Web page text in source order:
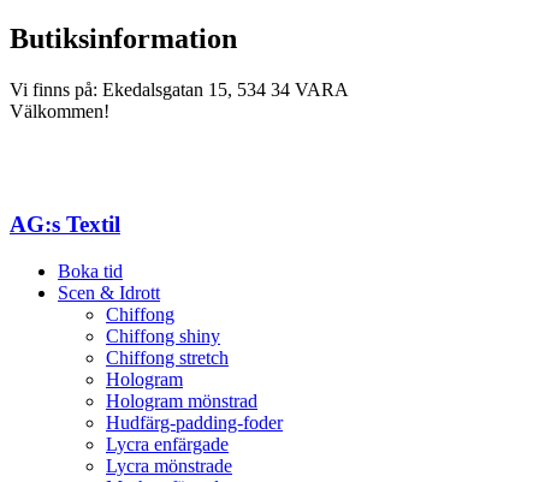
Butiksinformation
Vi finns på: Ekedalsgatan 15, 534 34 VARA
Välkommen!
AG:s Textil
Boka tid
Scen & Idrott
Chiffong
Chiffong shiny
Chiffong stretch
Hologram
Hologram mönstrad
Hudfärg-padding-foder
Lycra enfärgade
Lycra mönstrade